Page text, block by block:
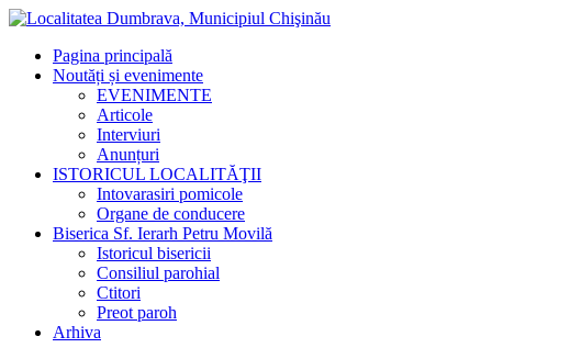
Pagina principală
Noutăți și evenimente
EVENIMENTE
Articole
Interviuri
Anunțuri
ISTORICUL LOCALITĂŢII
Intovarasiri pomicole
Organe de conducere
Biserica Sf. Ierarh Petru Movilă
Istoricul bisericii
Consiliul parohial
Ctitori
Preot paroh
Arhiva